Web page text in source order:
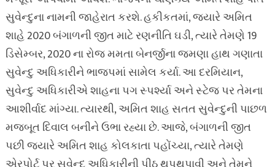
સુવેન્દુના નામની જાહેરાત કરશે. હકીકતમાં, જ્યારે અમિત
શાહે 2020 બંગાળની જીત માટે રણનીતિ ઘડી, ત્યારે તેમણે 19
ડિસેમ્બર, 2020 ના રોજ મમતા બેનર્જીના જમણા હાથ ગણાતા
સુવેન્દુ અધિકારીને ભાજપમાં સામેલ કર્યા. આ દરમિયાન,
સુવેન્દુ અધિકારીએ શાહના પગ સ્પર્શ્યા અને સ્ટેજ પર તેમના
આશીર્વાદ માંગ્યા. ત્યારથી, અમિત શાહ સતત સુવેન્દુની પાછળ
મજબૂત દિવાલ બનીને ઉભા રહ્યા છે. આજે, બંગાળની જીત
પછી જ્યારે અમિત શાહ કોલકાતા પહોંચ્યા, ત્યારે તેમણે